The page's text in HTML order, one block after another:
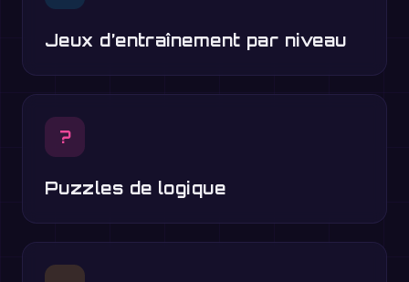
Jeux d’entraînement par niveau
?
Puzzles de logique